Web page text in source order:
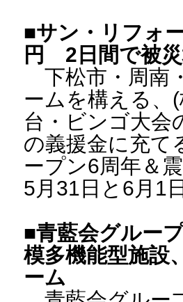
■サン・リフォ
円 2日間で被
下松市・周南
ームを構える、
台・ビンゴ大会
の義援金に充て
ープン6周年＆
5月31日と6月1
■青藍会グルー
模多機能型施設
ーム